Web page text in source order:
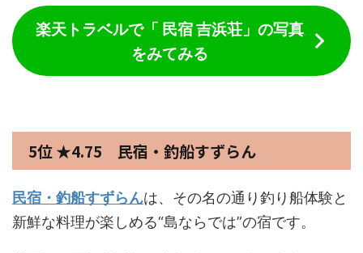
楽天トラベルで「 民宿 吉浜荘」の写真
をみてみる
5位 ★4.75 民宿・釣船すずらん
民宿・釣船すずらんは、その名の通り釣り船体験と
新鮮な料理が楽しめる“島ならでは”の宿です。